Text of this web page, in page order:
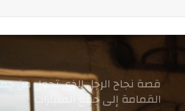
قصة نجاح الرجل الذى تحول من
القمامة إلى جمع المليارات